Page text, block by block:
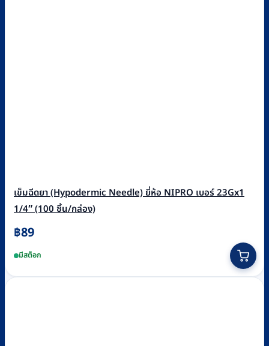
เข็มฉีดยา (Hypodermic Needle) ยี่ห้อ NIPRO เบอร์ 23Gx1
1/4″ (100 ชิ้น/กล่อง)
฿89
มีสต็อก